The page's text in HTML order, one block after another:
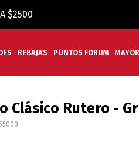
$2500
REBAJAS PUNTOS FORUM
Clásico Rutero -